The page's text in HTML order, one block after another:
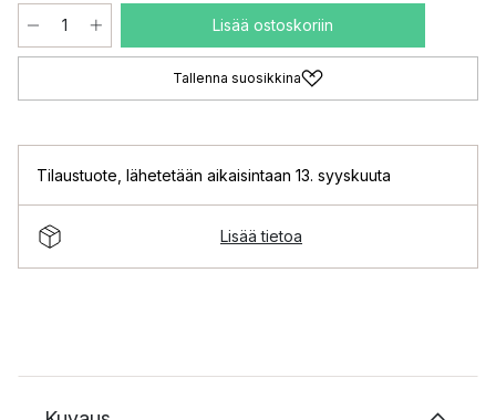
Lisää ostoskoriin
Tallenna suosikkina
Tilaustuote lähetetään aikaisintaan 13. syyskuuta
Lisää tietoa